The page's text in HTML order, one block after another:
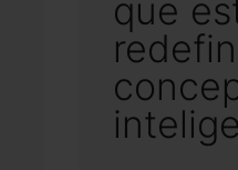
que